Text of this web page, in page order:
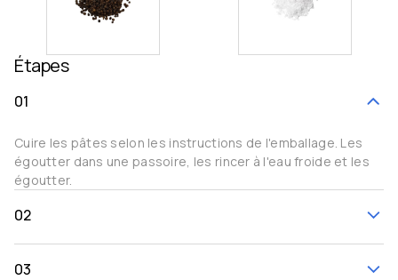
Étapes
01
Cuire les pâtes selon les instructions de l'emballage. Les
égoutter dans une passoire, les rincer à l'eau froide et les
égoutter.
02
03